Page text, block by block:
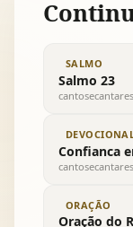
SALMO
Salmo 23
Confianca
ORAÇÃO
Oração do